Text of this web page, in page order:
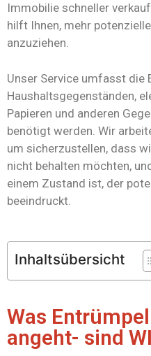
Immobilie schneller
hilft Ihnen, mehr
anzuziehen.
Unser Service umfasst die
Haushaltsgegenständen,
Papieren und anderen
benötigt werden. Wir
um sicherzustellen, dass
nicht behalten möchten,
einem Zustand ist, der
beeindruckt.
Inhaltsübersicht
Was
angeht- sind